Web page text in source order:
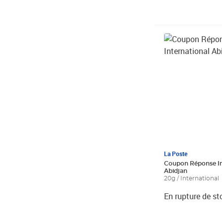
La Poste
Coupon Réponse
Abidjan
20g / International
En rupture de